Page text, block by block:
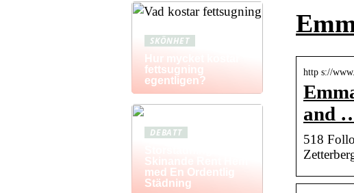
http s://
and
518
SKÖNHET
Hur mycket kostar
fettsugning
egentligen?
DEBATT
Skinande Rent Hem
med En Ordentlig
Städning